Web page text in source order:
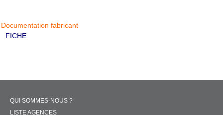
Documentation fabricant
FICHE
QUI SOMMES-NOUS ?
LISTE AGENCES